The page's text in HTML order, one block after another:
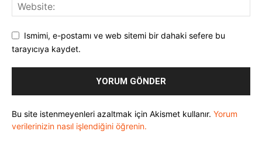
Ismimi, e-postamı ve web sitemi bir dahaki sefere bu
tarayıcıya kaydet.
Bu site istenmeyenleri azaltmak için Akismet kullanır. Yorum
verilerinizin nasıl işlendiğini öğrenin.